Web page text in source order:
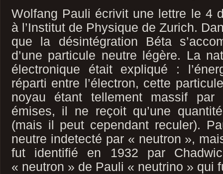
Wolfang Pauli écrivit une lettre le 4
à l’Institut de Physique de Zurich.
que la désintégration Béta
d’une particule neutre légère. La
électronique était expliqué :
réparti entre l’électron, cette
noyau étant tellement massif par
émises, il ne reçoit qu’une
(mais il peut cependant reculer).
neutre indetecté par « neutron »,
fut identifié en 1932 par
« neutron » de Pauli « neutrino » qui